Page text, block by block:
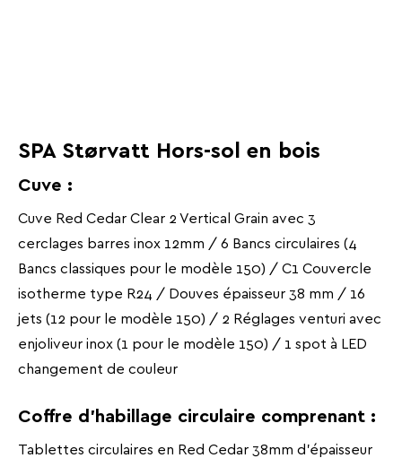
SPA Størvatt Hors-sol en bois
Cuve :
Cuve Red Cedar Clear 2 Vertical Grain avec 3
cerclages barres inox 12mm / 6 Bancs circulaires (4
Bancs classiques pour le modèle 150) / C1 Couvercle
isotherme type R24 / Douves épaisseur 38 mm / 16
jets (12 pour le modèle 150) / 2 Réglages venturi avec
enjoliveur inox (1 pour le modèle 150) / 1 spot à LED
changement de couleur
Coffre d'habillage circulaire comprenant :
Tablettes circulaires en Red Cedar 38mm d'épaisseur